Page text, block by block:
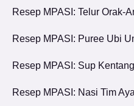
Resep MPASI: Telur Orak-
Resep MPASI: Puree Ubi
Resep MPASI: Sup
Resep MPASI: Nasi Tim